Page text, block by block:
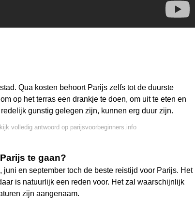
Qua kosten behoort Parijs zelfs tot de duurste
op het terras een drankje te doen, om uit te eten en
gunstig gelegen zijn, kunnen erg duur zijn.
volledig antwoord op parijsvoorbeginners.info
te gaan?
juni en september toch de beste reistijd voor Parijs. Het
is natuurlijk een reden voor. Het zal waarschijnlijk
zijn aangenaam.